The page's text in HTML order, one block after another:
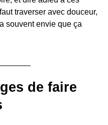
traverser avec douceur,
souvent envie que ça
de faire